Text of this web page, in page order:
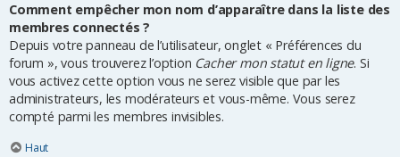
Comment empêcher mon nom d’apparaître dans la liste des
membres connectés ?
Depuis votre panneau de l’utilisateur, onglet « Préférences du
forum », vous trouverez l’option Cacher mon statut en ligne. Si
vous activez cette option vous ne serez visible que par les
administrateurs, les modérateurs et vous-même. Vous serez
compté parmi les membres invisibles.
Haut